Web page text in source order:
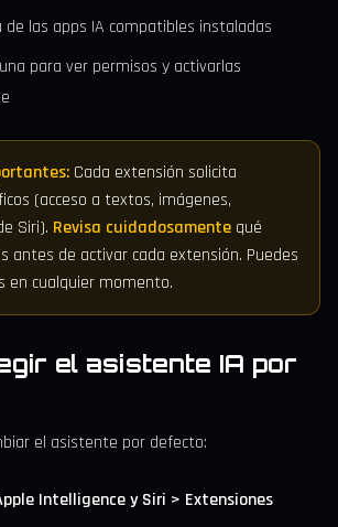
de las apps IA compatibles instaladas
para ver permisos y activarlas
Cada extensión solicita
(acceso a textos, imágenes,
Siri). Revisa cuidadosamente qué
antes de activar cada extensión. Puedes
en cualquier momento.
el asistente IA por
el asistente por defecto:
Intelligence y Siri > Extensiones